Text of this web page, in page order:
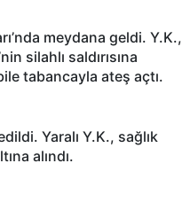
meydana geldi. Y.K.,
silahlı saldırısına
tabancayla ateş açtı.
Yaralı Y.K., sağlık
alındı.